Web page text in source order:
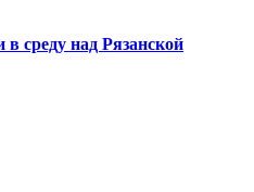
в среду над Рязанской